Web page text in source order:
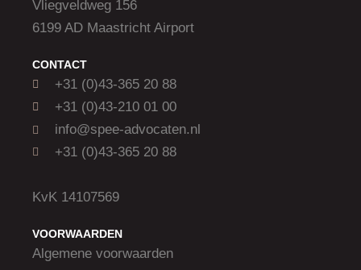
Vliegveldweg 156
6199 AD Maastricht Airport
CONTACT
+31 (0)43-365 20 88
+31 (0)43-210 01 00
info@spee-advocaten.nl
+31 (0)43-365 20 88
KvK 14107569
VOORWAARDEN
Algemene voorwaarden